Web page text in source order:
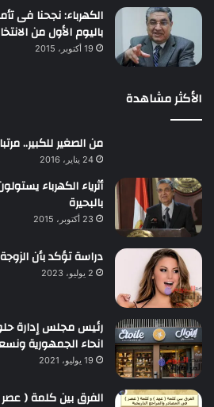
الكهرباء: نجحنا فى
باليوم الأول من
19 أكتوبر، 2015
الأكثر مشاهدة
من الصغير للكبير..
24 يناير، 2016
أثرياء الكهرباء
بالبحيرة
23 أكتوبر، 2015
دراسة تؤكد بأن
2 يوليو، 2023
رئيس مجلس إدارة
انحاء الجمهورية
19 يوليو، 2021
الفرق بين كلمة (